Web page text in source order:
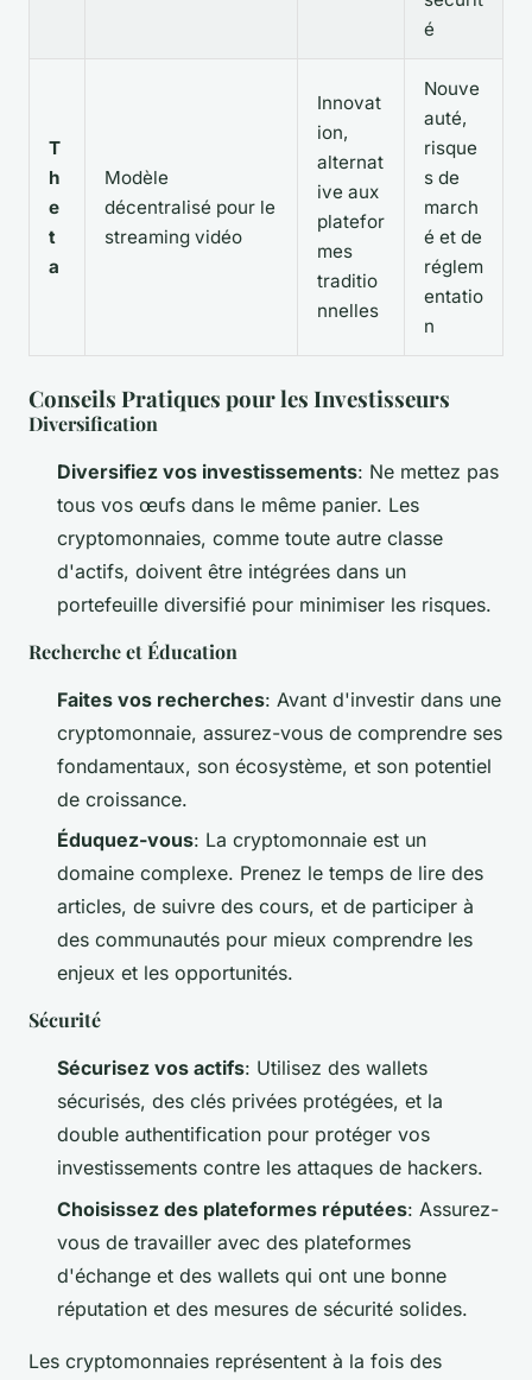
é
T
h
e
t
a
Modèle
décentralisé pour le
streaming vidéo
Innovat
ion,
alternat
ive aux
platefor
mes
traditio
nnelles
Nouve
auté,
risque
s de
march
é et de
réglem
entatio
n
Conseils Pratiques pour les Investisseurs
Diversification
Diversifiez vos investissements: Ne mettez pas
tous vos œufs dans le même panier. Les
cryptomonnaies, comme toute autre classe
d'actifs, doivent être intégrées dans un
portefeuille diversifié pour minimiser les risques.
Recherche et Éducation
Faites vos recherches: Avant d'investir dans une
cryptomonnaie, assurez-vous de comprendre ses
fondamentaux, son écosystème, et son potentiel
de croissance.
Éduquez-vous: La cryptomonnaie est un
domaine complexe. Prenez le temps de lire des
articles, de suivre des cours, et de participer à
des communautés pour mieux comprendre les
enjeux et les opportunités.
Sécurité
Sécurisez vos actifs: Utilisez des wallets
sécurisés, des clés privées protégées, et la
double authentification pour protéger vos
investissements contre les attaques de hackers.
Choisissez des plateformes réputées: Assurez-
vous de travailler avec des plateformes
d'échange et des wallets qui ont une bonne
réputation et des mesures de sécurité solides.
Les cryptomonnaies représentent à la fois des